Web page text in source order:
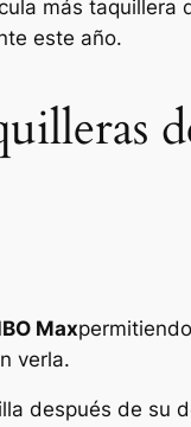
más
este año.
Max
verla.
después de su